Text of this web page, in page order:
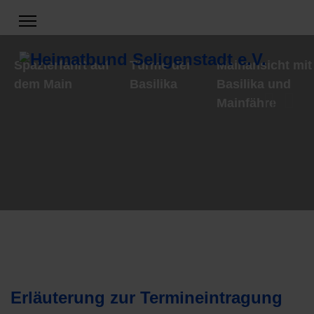
Spazierfahrt auf
Türme der
Mainansicht mit
Erläuterung zur Termineintragung